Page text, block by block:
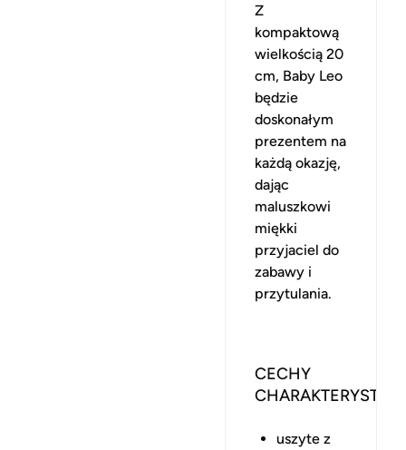
Z
kompaktową
wielkością 20
cm, Baby Leo
będzie
doskonałym
prezentem na
każdą okazję,
dając
maluszkowi
miękki
przyjaciel do
zabawy i
przytulania.
CECHY
uszyte z